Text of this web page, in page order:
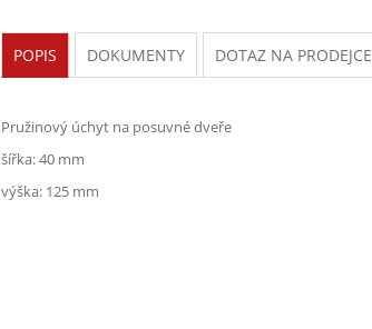
POPIS DOKUMENTY DOTAZ NA PRODEJCE
Pružinový úchyt na posuvné dveře
šířka: 40 mm
výška: 125 mm